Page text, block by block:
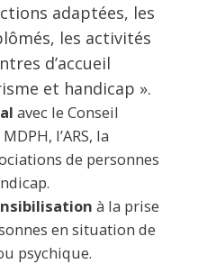
adaptées, les
les activités
d’accueil
et handicap ».
avec le Conseil
l’ARS, la
de personnes
à la prise
en situation de
psychique.